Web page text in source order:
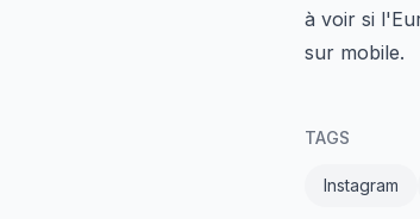
à voir si
sur mobile.
TAGS
Instagram